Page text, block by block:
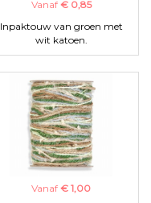
Vanaf € 0,85
Inpaktouw van groen met
wit katoen.
Vanaf € 1,00